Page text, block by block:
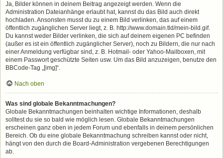
Ja, Bilder können in deinem Beitrag angezeigt werden. Wenn die
Administration Dateianhänge erlaubt hat, kannst du das Bild auch direkt
hochladen. Ansonsten musst du zu einem Bild verlinken, das auf einem
öffentlich zugänglichen Server liegt, z. B. http://www.domain.tld/mein-bild.gif.
Du kannst weder Bilder verlinken, die sich auf deinem eigenen PC befinden
(außer es ist ein öffentlich zugänglicher Server), noch zu Bildern, die nur nach
einer Anmeldung verfügbar sind, z. B. Hotmail- oder Yahoo-Mailboxen, mit
einem Passwort geschützte Seiten usw. Um das Bild anzuzeigen, benutze den
BBCode-Tag „[img]“.
Nach oben
Was sind globale Bekanntmachungen?
Globale Bekanntmachungen beinhalten wichtige Informationen, deshalb
solltest du sie so bald wie möglich lesen. Globale Bekanntmachungen
erscheinen ganz oben in jedem Forum und ebenfalls in deinem persönlichen
Bereich. Ob du eine globale Bekanntmachung schreiben kannst oder nicht,
hängt von den durch die Board-Administration vergebenen Berechtigungen
ab.